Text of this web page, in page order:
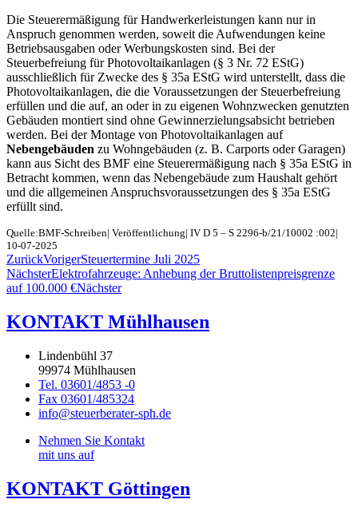
Die Steuerermäßigung für Handwerkerleistungen kann nur in
Anspruch genommen werden, soweit die Aufwendungen keine
Betriebsausgaben oder Werbungskosten sind. Bei der
Steuerbefreiung für Photovoltaikanlagen (§ 3 Nr. 72 EStG)
ausschließlich für Zwecke des § 35a EStG wird unterstellt, dass die
Photovoltaikanlagen, die die Voraussetzungen der Steuerbefreiung
erfüllen und die auf, an oder in zu eigenen Wohnzwecken genutzten
Gebäuden montiert sind ohne Gewinnerzielungsabsicht betrieben
werden. Bei der Montage von Photovoltaikanlagen auf
Nebengebäuden zu Wohngebäuden (z. B. Carports oder Garagen)
kann aus Sicht des BMF eine Steuerermäßigung nach § 35a EStG in
Betracht kommen, wenn das Nebengebäude zum Haushalt gehört
und die allgemeinen Anspruchsvoraussetzungen des § 35a EStG
erfüllt sind.
Quelle:BMF-Schreiben| Veröffentlichung| IV D 5 – S 2296-b/21/10002 :002|
10-07-2025
ZurückVorigerSteuertermine Juli 2025
NächsterElektrofahrzeuge: Anhebung der Bruttolistenpreisgrenze
auf 100.000 €Nächster
KONTAKT Mühlhausen
Lindenbühl 37
99974 Mühlhausen
Tel. 03601/4853 -0
Fax 03601/485324
info@steuerberater-sph.de
Nehmen Sie Kontakt
mit uns auf
KONTAKT Göttingen